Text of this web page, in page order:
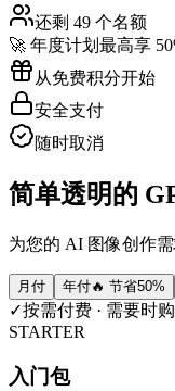
还剩 49 个名额
🚀 年度计划最高享
从免费积分开始
安全支付
随时取消
简单透明的
为您的 AI 图像创作
月付 年付🔥 节省50%
✓按需付费 · 需要时
STARTER
入门包